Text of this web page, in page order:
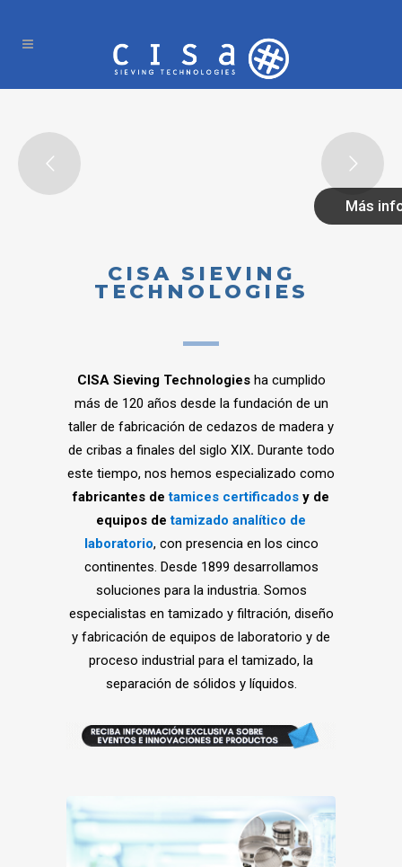
Más
CISA SIEVING
TECHNOLOGIES
CISA Sieving Technologiesha cumplido
más de 120 años desde la fundación de un
taller de fabricación de cedazos de madera y
de cribas a finales del siglo XIX. Durante todo
este tiempo, nos hemos especializado como
fabricantes detamices certificados y de
equipos detamizado analítico de
laboratorio, con presencia en los cinco
continentes. Desde 1899 desarrollamos
soluciones para la industria. Somos
especialistas en tamizado y filtración, diseño
y fabricación de equipos de laboratorio y de
proceso industrial para el tamizado, la
separación de sólidos y líquidos.